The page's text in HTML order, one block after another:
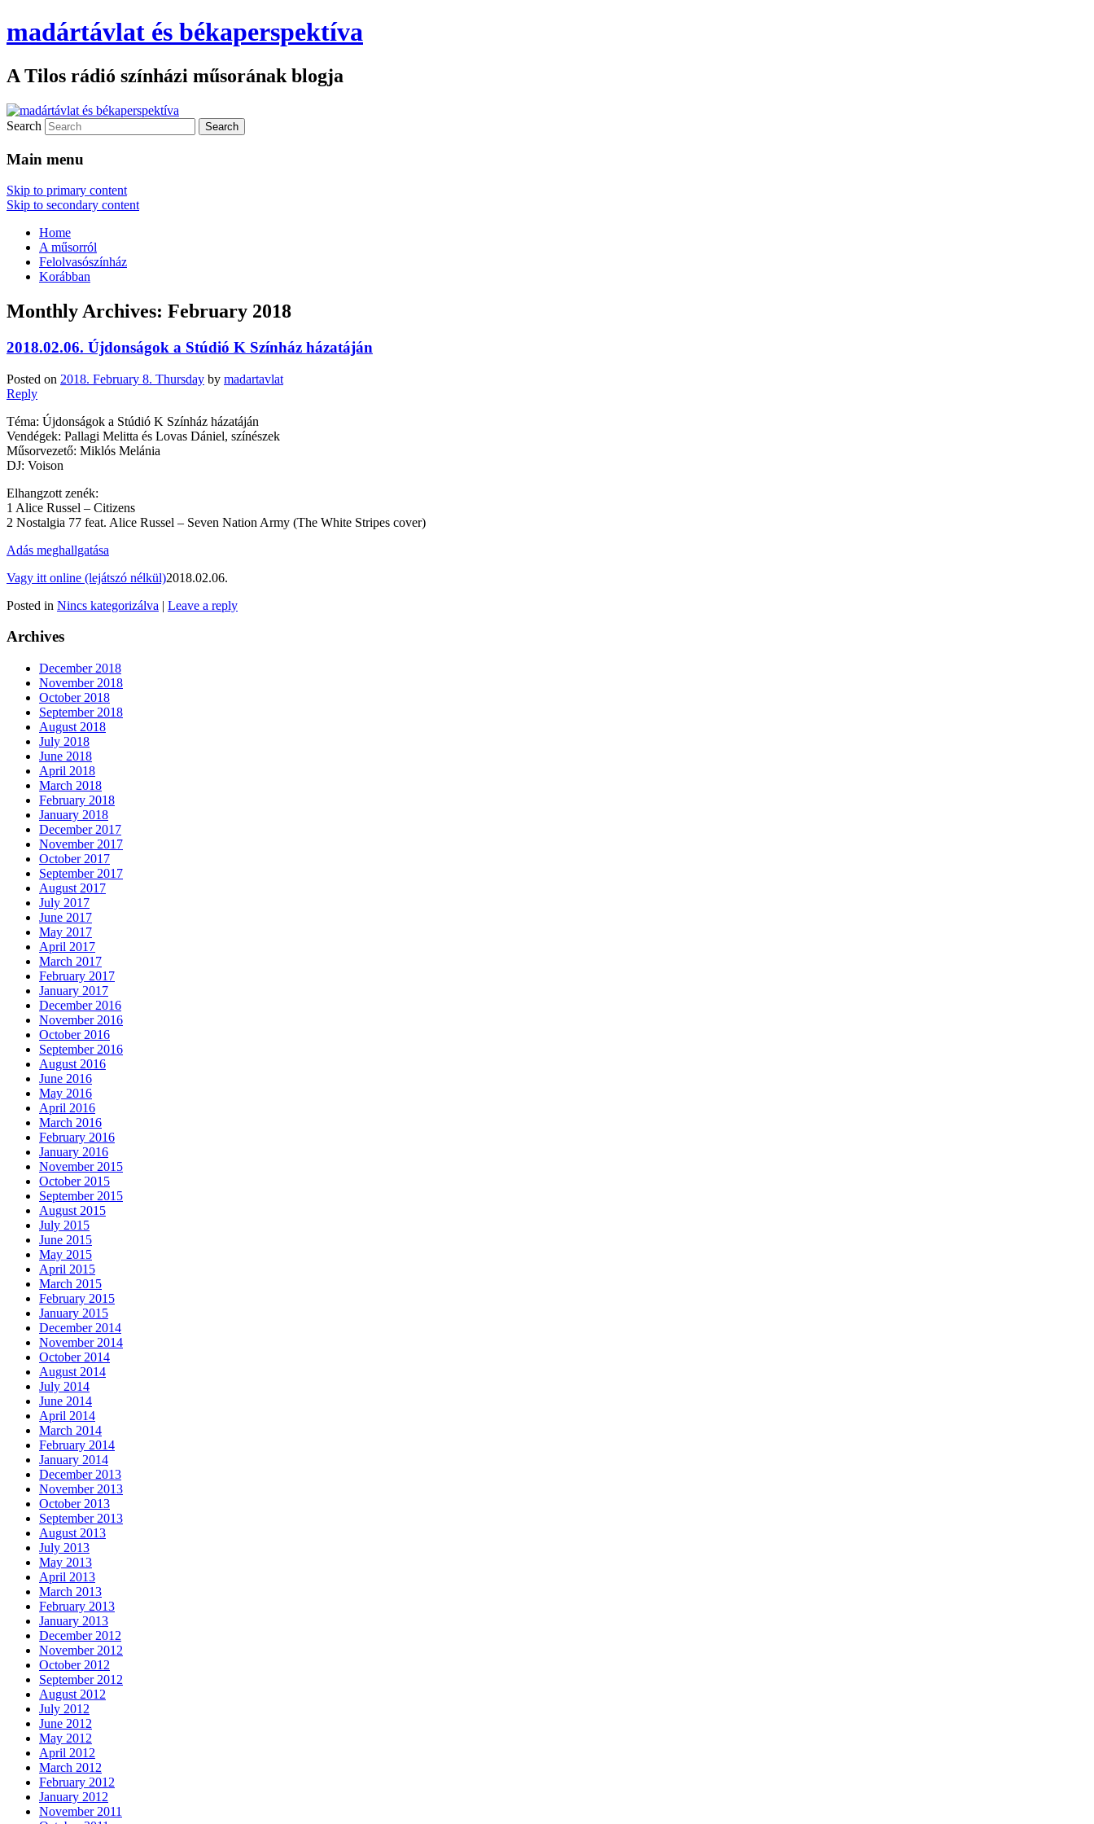
madártávlat és békaperspektíva
A Tilos rádió színházi műsorának blogja
Search
Main menu
Skip to primary content
Skip to secondary content
Home
A műsorról
Felolvasószínház
Korábban
Monthly Archives: February 2018
2018.02.06. Újdonságok a Stúdió K Színház házatáján
Posted on 2018. February 8. Thursday by madartavlat
Reply
Téma: Újdonságok a Stúdió K Színház házatáján
Vendégek: Pallagi Melitta és Lovas Dániel, színészek
Műsorvezető: Miklós Melánia
DJ: Voison
Elhangzott zenék:
1 Alice Russel – Citizens
2 Nostalgia 77 feat. Alice Russel – Seven Nation Army (The White Stripes cover)
Adás meghallgatása
Vagy itt online (lejátszó nélkül)2018.02.06.
Posted in Nincs kategorizálva | Leave a reply
Archives
December 2018
November 2018
October 2018
September 2018
August 2018
July 2018
June 2018
April 2018
March 2018
February 2018
January 2018
December 2017
November 2017
October 2017
September 2017
August 2017
July 2017
June 2017
May 2017
April 2017
March 2017
February 2017
January 2017
December 2016
November 2016
October 2016
September 2016
August 2016
June 2016
May 2016
April 2016
March 2016
February 2016
January 2016
November 2015
October 2015
September 2015
August 2015
July 2015
June 2015
May 2015
April 2015
March 2015
February 2015
January 2015
December 2014
November 2014
October 2014
August 2014
July 2014
June 2014
April 2014
March 2014
February 2014
January 2014
December 2013
November 2013
October 2013
September 2013
August 2013
July 2013
May 2013
April 2013
March 2013
February 2013
January 2013
December 2012
November 2012
October 2012
September 2012
August 2012
July 2012
June 2012
May 2012
April 2012
March 2012
February 2012
January 2012
November 2011